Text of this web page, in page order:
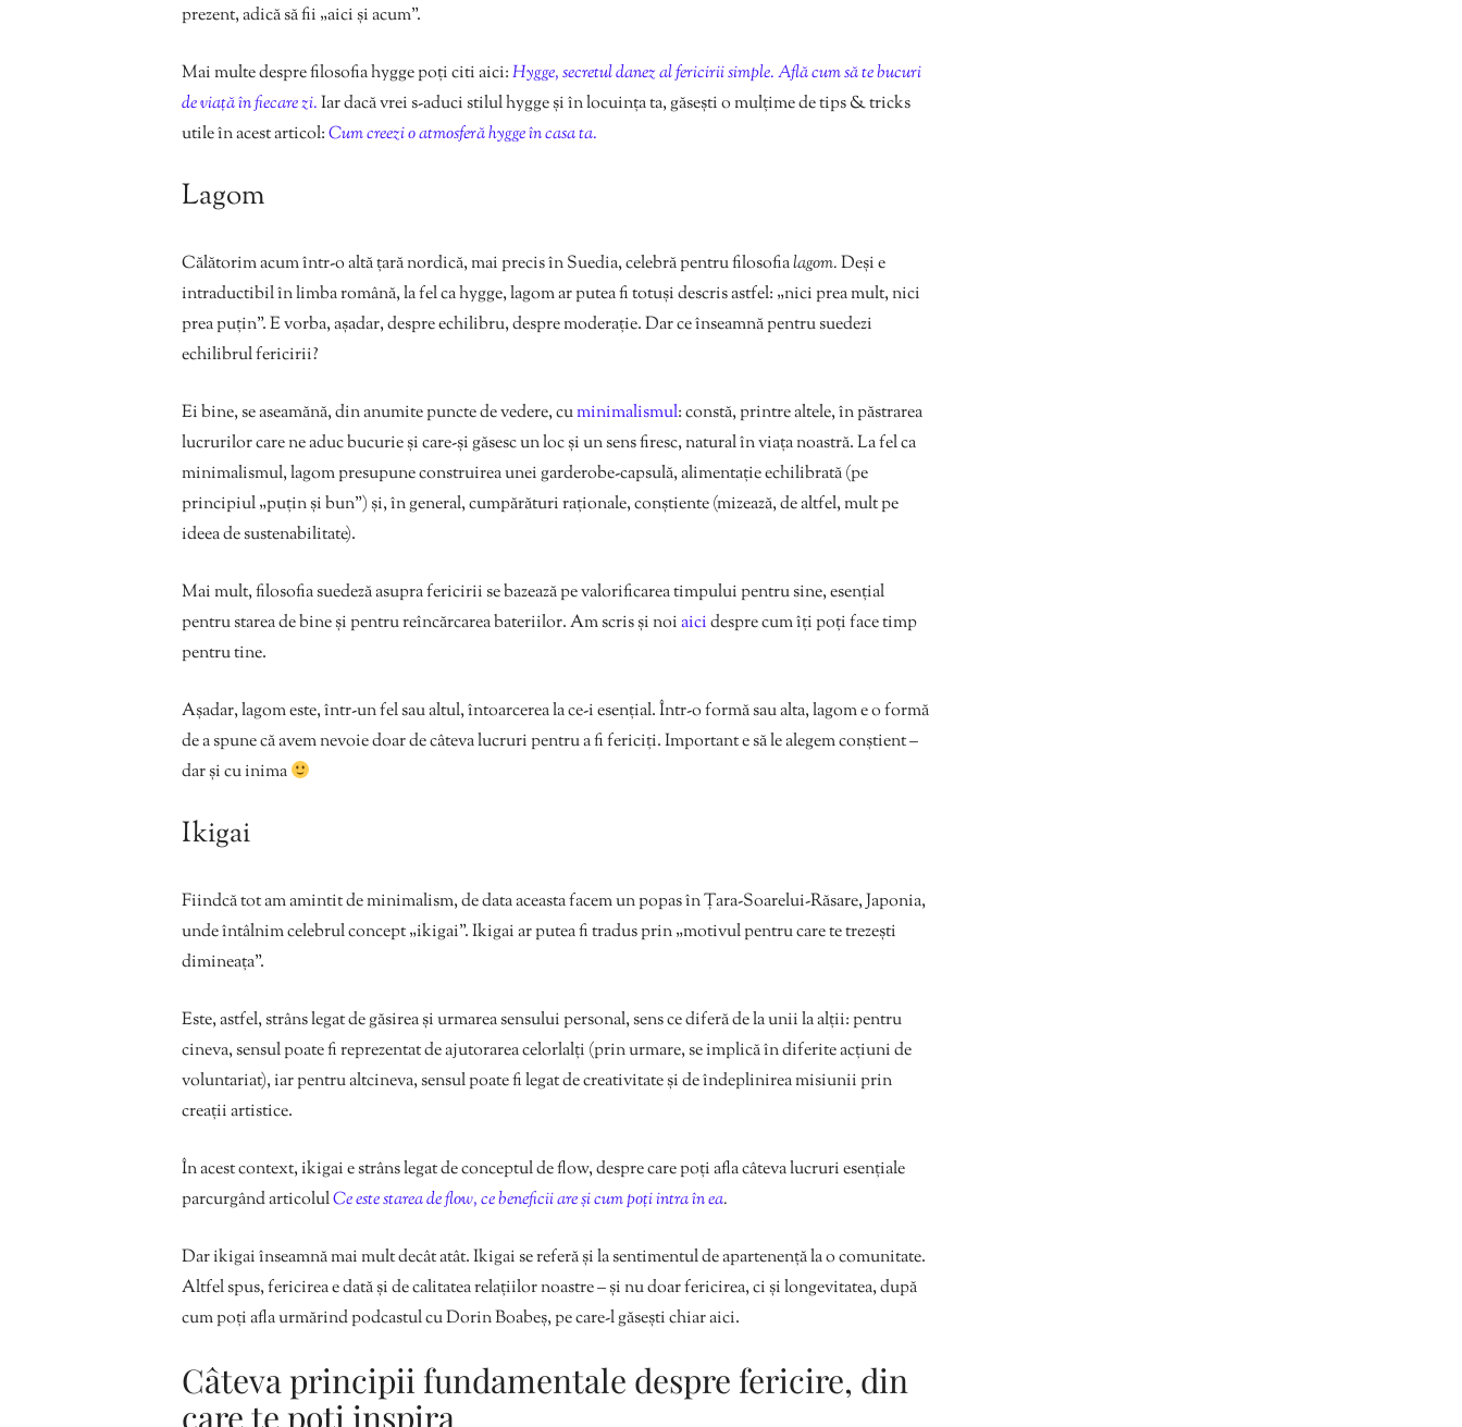
prezent, adică să fii „aici și acum”.
Mai multe despre filosofia hygge poți citi aici:Hygge, secretul danez al fericirii simple. Află cum să te bucuri
de viață în fiecare zi.Iar dacă vrei s-aduci stilul hygge și în locuința ta, găsești o mulțime de tips & tricks
utile în acest articol:Cum creezi o atmosferă hygge în casa ta.
Lagom
Călătorim acum într-o altă țară nordică, mai precis în Suedia, celebră pentru filosofialagom.Deși e
intraductibil în limba română, la fel ca hygge, lagom ar putea fi totuși descris astfel: „nici prea mult, nici
prea puțin”. E vorba, așadar, despre echilibru, despre moderație. Dar ce înseamnă pentru suedezi
echilibrul fericirii?
Ei bine, se aseamănă, din anumite puncte de vedere, cuminimalismul: constă, printre altele, în păstrarea
lucrurilor care ne aduc bucurie și care-și găsesc un loc și un sens firesc, natural în viața noastră. La fel ca
minimalismul, lagom presupune construirea unei garderobe-capsulă, alimentație echilibrată (pe
principiul „puțin și bun”) și, în general, cumpărături raționale, conștiente (mizează, de altfel, mult pe
ideea de sustenabilitate).
Mai mult, filosofia suedeză asupra fericirii se bazează pe valorificarea timpului pentru sine, esențial
pentru starea de bine și pentru reîncărcarea bateriilor. Am scris și noiaicidespre cum îți poți face timp
pentru tine.
Așadar, lagom este, într-un fel sau altul, întoarcerea la ce-i esențial. Într-o formă sau alta, lagom e o formă
de a spune că avem nevoie doar de câteva lucruri pentru a fi fericiți. Important e să le alegem conștient –
dar și cu inima
Ikigai
Fiindcă tot am amintit de minimalism, de data aceasta facem un popas în Țara-Soarelui-Răsare, Japonia,
unde întâlnim celebrul concept „ikigai”. Ikigai ar putea fi tradus prin „motivul pentru care te trezești
dimineața”.
Este, astfel, strâns legat de găsirea și urmarea sensului personal, sens ce diferă de la unii la alții: pentru
cineva, sensul poate fi reprezentat de ajutorarea celorlalți (prin urmare, se implică în diferite acțiuni de
voluntariat), iar pentru altcineva, sensul poate fi legat de creativitate și de îndeplinirea misiunii prin
creații artistice.
În acest context, ikigai e strâns legat de conceptul de flow, despre care poți afla câteva lucruri esențiale
parcurgând articolulCe este starea de flow, ce beneficii are și cum poți intra în ea.
Dar ikigai înseamnă mai mult decât atât. Ikigai se referă și la sentimentul de apartenență la o comunitate.
Altfel spus, fericirea e dată și de calitatea relațiilor noastre – și nu doar fericirea, ci și longevitatea, după
cum poți afla urmărind podcastul cu Dorin Boabeș, pe care-l găsești chiar aici.
Câteva principii fundamentale despre fericire, din
care te poți inspira